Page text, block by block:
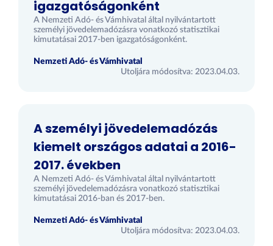
igazgatóságonként
A Nemzeti Adó- és Vámhivatal által nyilvántartott
személyi jövedelemadózásra vonatkozó statisztikai
kimutatásai 2017-ben igazgatóságonként.
Nemzeti Adó- és Vámhivatal
Utoljára módosítva: 2023.04.03.
A személyi jövedelemadózás
kiemelt országos adatai a 2016-
2017. években
A Nemzeti Adó- és Vámhivatal által nyilvántartott
személyi jövedelemadózásra vonatkozó statisztikai
kimutatásai 2016-ban és 2017-ben.
Nemzeti Adó- és Vámhivatal
Utoljára módosítva: 2023.04.03.